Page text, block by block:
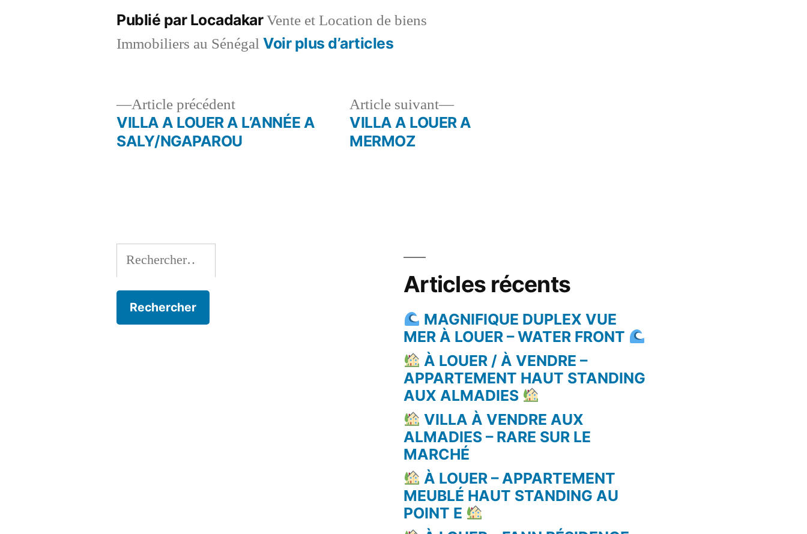
Publié par LocadakarVente et Location de biens
Immobiliers au SénégalVoir plus d’articles
Navigation
Article précédentArticle
précédent :
VILLA A LOUER A L’ANNÉE A
SALY/NGAPAROU
Article suivant
Article
suivant :
VILLA A LOUER A
MERMOZ
Rechercher :
Articles récents
MAGNIFIQUE DUPLEX VUE
MER À LOUER – WATER FRONT
À LOUER / À VENDRE –
APPARTEMENT HAUT STANDING
AUX ALMADIES
VILLA À VENDRE AUX
ALMADIES – RARE SUR LE
MARCHÉ
À LOUER – APPARTEMENT
MEUBLÉ HAUT STANDING AU
POINT E